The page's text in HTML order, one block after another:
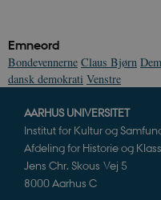
Emneord
Bondevennerne Claus Bjørn
dansk demokrati Venstre
AARHUS UNIVERSITET
Institut for Kultur og
Afdeling for Historie og
Jens Chr. Skous Vej 5
8000 Aarhus C